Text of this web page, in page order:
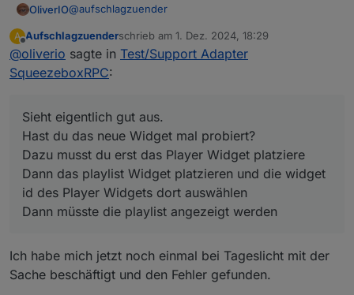
OliverIO@aufschlagzuender
Sieht eigentlich gut aus.
Hast du das neue Widget mal probiert?
Dazu musst du erst das Player Widget platziere
A
Offline
Aufschlagzuenderschrieb am 1. Dez. 2024, 18:29
zuletzt editiert von
@oliverio sagte in Test/Support Adapter
SqueezeboxRPC:
Sieht eigentlich gut aus.
Hast du das neue Widget mal probiert?
Dazu musst du erst das Player Widget platziere
Dann das playlist Widget platzieren und die widget
id des Player Widgets dort auswählen
Dann müsste die playlist angezeigt werden
Ich habe mich jetzt noch einmal bei Tageslicht mit der
Sache beschäftigt und den Fehler gefunden.